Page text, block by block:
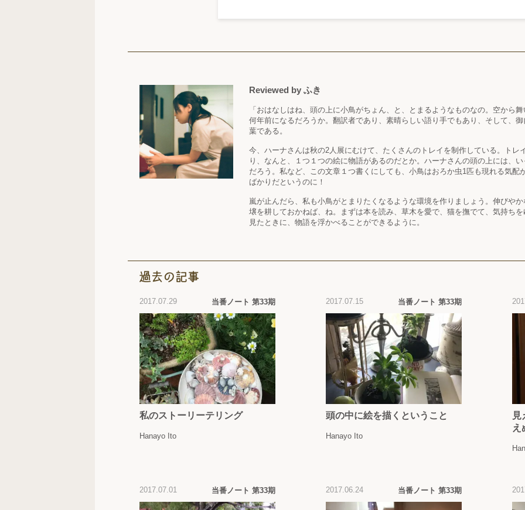
Reviewed by ふき
「おはなしはね、頭の上に小鳥がちょん、と、とまるようなものなの。空から
何年前になるだろうか。翻訳者であり、素晴らしい語り手でもあり、そして、
葉である。
今、ハーナさんは秋の2人展にむけて、たくさんのトレイを制作している。トレ
り、なんと、１つ１つの絵に物語があるのだとか。ハーナさんの頭の上には、
だろう。私など、この文章１つ書くにしても、小鳥はおろか虫1匹も現れる気配
ばかりだというのに！
嵐が止んだら、私も小鳥がとまりたくなるような環境を作りましょう。伸びや
壌を耕しておかねば、ね。まずは本を読み、草木を愛で、猫を撫でて、気持ち
見たときに、物語を浮かべることができるように。
2017.07.29 当番ノート 第33期
私のストーリーテリング
Hanayo Ito
2017.07.15 当番ノート 第33期
頭の中に絵を描くということ
Hanayo Ito
見
え
2017.07.01 当番ノート 第33期 2017.06.24 当番ノート 第33期